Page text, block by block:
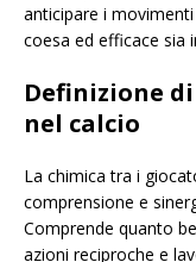
anticipare i
coesa ed efficace sia
Definizione
nel calcio
La chimica tra i
comprensione e
Comprende quanto
azioni reciproche e